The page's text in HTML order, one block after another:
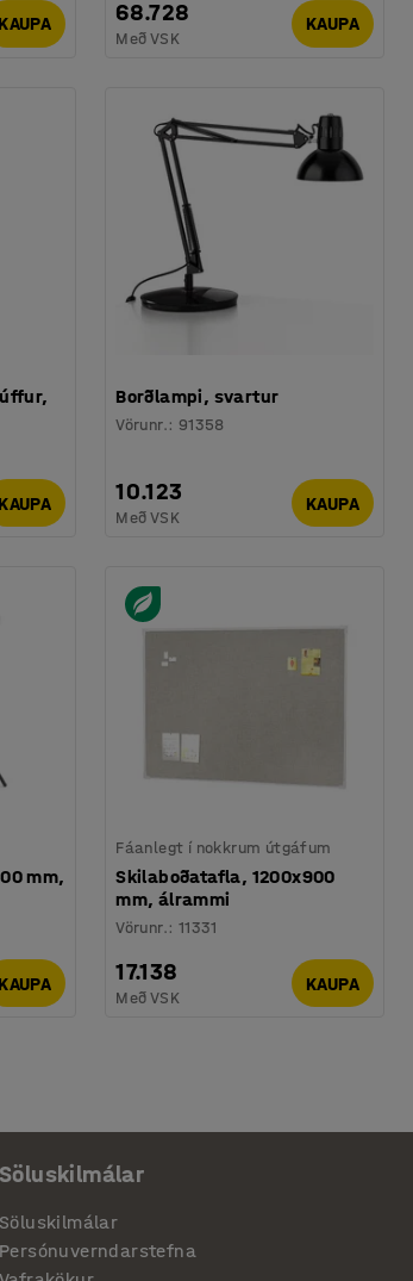
KAUPA 68.728
Með VSK
KAUPA
KAUPA
Borðlampi, svartur
Vörunr.: 91358
10.123
Með VSK
KAUPA
mm,
KAUPA
Fáanlegt í nokkrum útgáfum
Skilaboðatafla, 1200x900
mm, álrammi
Vörunr.: 11331
17.138
Með VSK
KAUPA
Söluskilmálar
Söluskilmálar
Persónuverndarstefna